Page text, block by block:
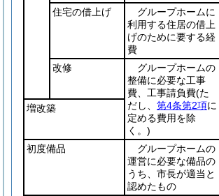
住宅の借上げ
グループホームに
利用する住居の借上
げのために要する経
費
改修
グループホームの
整備に必要な工事
費、工事請負費(た
だし、 第4条第2項に
定める費用を除
く。)
増改築
初度備品
グループホームの
運営に必要な備品の
うち、市長が適当と
認めたもの